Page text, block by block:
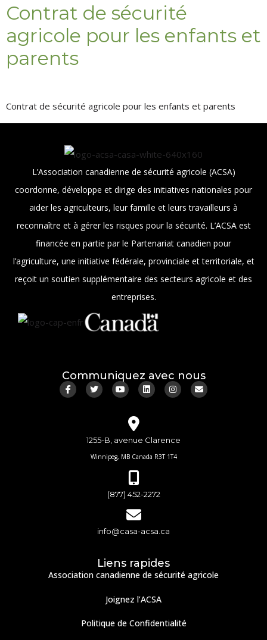
Contrat de sécurité
agricole pour les enfants et
parents
Contrat de sécurité agricole pour les enfants et parents
L’Association canadienne de sécurité agricole (ACSA)
coordonne, développe et dirige des initiatives nationales pour
aider les agriculteurs, leur famille et leurs travailleurs à
reconnaître et à gérer les risques pour la sécurité. L’ACSA est
financée en partie par le Partenariat canadien pour
l’agriculture, une initiative fédérale, provinciale et territoriale, et
reçoit un soutien supplémentaire des secteurs agricole et des
entreprises.
Communiquez avec nous
1255-B, avenue Clarence
Winnipeg, MB Canada R3T 1T4
(877) 452-2272
info@casa-acsa.ca
Liens rapides
Association canadienne de sécurité agricole
Joignez l’ACSA
Politique de Confidentialité